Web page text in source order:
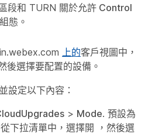
段和 TURN 關於允許 Control
態 。
上的客戶視圖中，
後選擇要配置的設備。
並設定以下內容：
> Mode. 預設為
從下拉清單中，選擇開
，然後選